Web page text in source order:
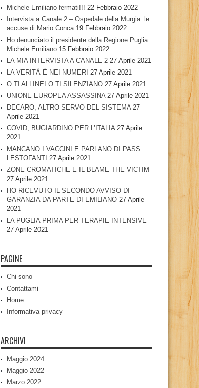
Michele Emiliano fermati!!! 22 Febbraio 2022
Intervista a Canale 2 – Ospedale della Murgia: le
accuse di Mario Conca 19 Febbraio 2022
Ho denunciato il presidente della Regione Puglia
Michele Emiliano 15 Febbraio 2022
LA MIA INTERVISTA A CANALE 2 27 Aprile 2021
LA VERITÀ È NEI NUMERI 27 Aprile 2021
O TI ALLINEI O TI SILENZIANO 27 Aprile 2021
UNIONE EUROPEA ASSASSINA 27 Aprile 2021
DECARO, ALTRO SERVO DEL SISTEMA 27
Aprile 2021
COVID, BUGIARDINO PER L’ITALIA 27 Aprile
2021
MANCANO I VACCINI E PARLANO DI PASS…
LESTOFANTI 27 Aprile 2021
ZONE CROMATICHE E IL BLAME THE VICTIM
27 Aprile 2021
HO RICEVUTO IL SECONDO AVVISO DI
GARANZIA DA PARTE DI EMILIANO 27 Aprile
2021
LA PUGLIA PRIMA PER TERAPIE INTENSIVE
27 Aprile 2021
PAGINE
Chi sono
Contattami
Home
Informativa privacy
ARCHIVI
Maggio 2024
Maggio 2022
Marzo 2022